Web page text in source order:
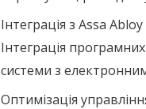
Інтеграція з Assa Abloy
Інтеграція
системи з
Оптимізація